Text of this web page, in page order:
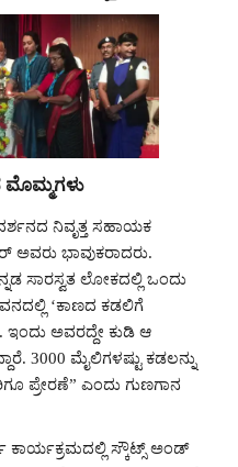
ನಿವೃತ್ತ ಸಹಾಯಕ
ಭಾವುಕರಾದರು.
ಸಾರಸ್ವತ ಲೋಕದಲ್ಲಿ ಒಂದು
‘ಕಾಣದ ಕಡಲಿಗೆ
ಅವರದ್ದೇ ಕುಡಿ ಆ
3000 ಮೈಲಿಗಳಷ್ಟು ಕಡಲನ್ನು
ಪ್ರೇರಣೆ” ಎಂದು ಗುಣಗಾನ
ಸ್ಕೌಟ್ಸ್ ಅಂಡ್